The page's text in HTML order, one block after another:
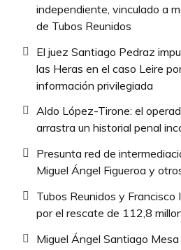
independiente, vinculado a
de Tubos Reunidos
El juez Santiago Pedraz
las Heras en el caso Leire
información privilegiada
Aldo López-Tirone: el
arrastra un historial penal
Presunta red de
Miguel Ángel Figueroa y
Tubos Reunidos y Francisco
por el rescate de 112,8
Miguel Ángel Santiago